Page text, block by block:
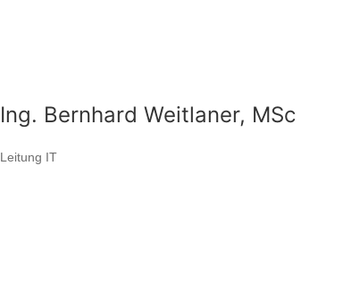
Ing. Bernhard Weitlaner, MSc
Leitung IT